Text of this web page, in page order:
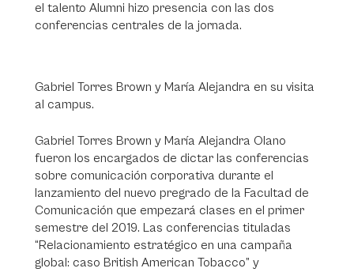
el talento Alumni hizo presencia con las dos
conferencias centrales de la jornada.
Gabriel Torres Brown y María Alejandra en su visita
al campus.
Gabriel Torres Brown y María Alejandra Olano
fueron los encargados de dictar las conferencias
sobre comunicación corporativa durante el
lanzamiento del nuevo pregrado de la Facultad de
Comunicación que empezará clases en el primer
semestre del 2019. Las conferencias tituladas
“Relacionamiento estratégico en una campaña
global: caso British American Tobacco” y